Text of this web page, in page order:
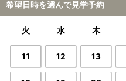
希望日時を選んで見学予約
火 水 木
11 12 13